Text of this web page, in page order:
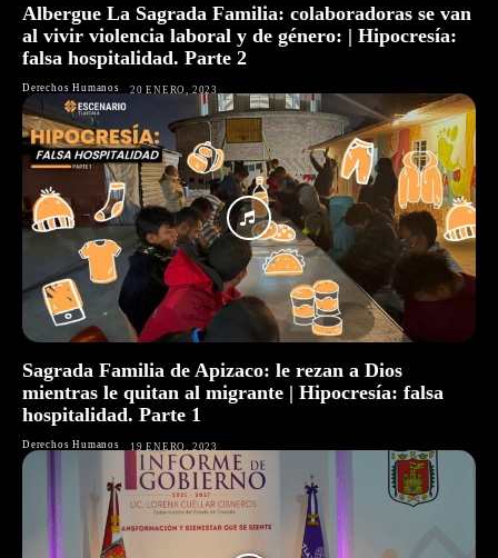
Albergue La Sagrada Familia: colaboradoras se van
al vivir violencia laboral y de género: | Hipocresía:
falsa hospitalidad. Parte 2
Derechos Humanos 20 ENERO, 2023
Sagrada Familia de Apizaco: le rezan a Dios
mientras le quitan al migrante | Hipocresía: falsa
hospitalidad. Parte 1
Derechos Humanos 19 ENERO, 2023